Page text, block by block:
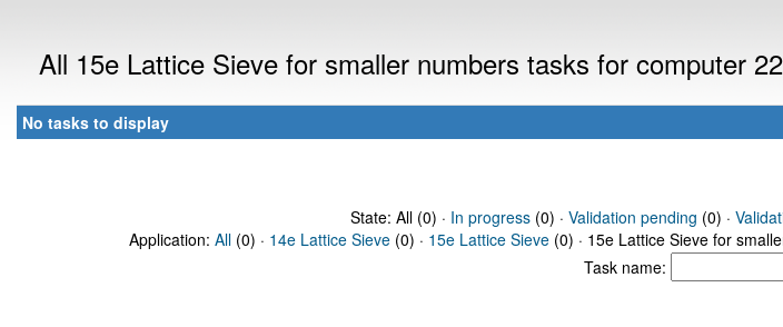
All 15e Lattice Sieve for smaller numbers tasks for computer
No tasks to display
State: All (0) · In progress(0) · Validation pending (0) ·
Application: All (0) · 14e Lattice Sieve (0) · 15e Lattice Sieve (0) · 15e Lattice Sieve for
Task name: